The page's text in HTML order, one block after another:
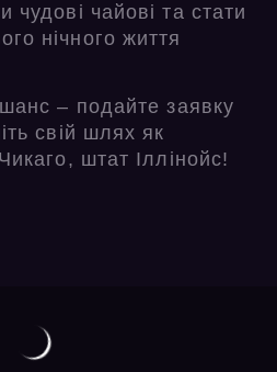
чудові чайові та стати
нічного життя
– подайте заявку
свій шлях як
штат Іллінойс!